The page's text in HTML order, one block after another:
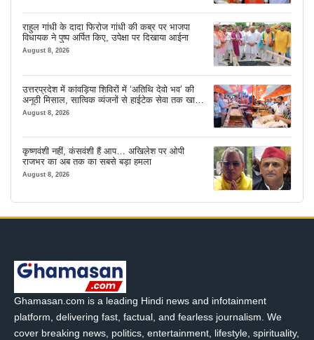
राहुल गांधी के दादा फिरोज गांधी की कब्र पर भाजपा
विधायक ने पुष्प अर्पित किए, उपेक्षा पर दिखाया आईना
August 8, 2026
उत्तरप्रदेश में कांवड़िया शिविरों में ‘अतिथि देवो भव’ की
अनूठी मिसाल, सात्विक व्यंजनों से हाईटेक सेवा तक खास
इंतजाम
August 8, 2026
कृष्णवंशी नहीं, कंसवंशी हैं आप… अखिलेश पर ओपी
राजभर का अब तक का सबसे बड़ा हमला
August 8, 2026
Ghamasan.com is a leading Hindi news and infotainment
platform, delivering fast, factual, and fearless journalism. We
cover breaking news, politics, entertainment, lifestyle, spirituality,